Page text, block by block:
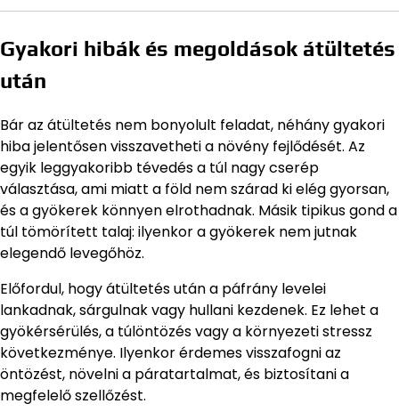
Gyakori hibák és megoldások átültetés
után
Bár az átültetés nem bonyolult feladat, néhány gyakori
hiba jelentősen visszavetheti a növény fejlődését. Az
egyik leggyakoribb tévedés a túl nagy cserép
választása, ami miatt a föld nem szárad ki elég gyorsan,
és a gyökerek könnyen elrothadnak. Másik tipikus gond a
túl tömörített talaj: ilyenkor a gyökerek nem jutnak
elegendő levegőhöz.
Előfordul, hogy átültetés után a páfrány levelei
lankadnak, sárgulnak vagy hullani kezdenek. Ez lehet a
gyökérsérülés, a túlöntözés vagy a környezeti stressz
következménye. Ilyenkor érdemes visszafogni az
öntözést, növelni a páratartalmat, és biztosítani a
megfelelő szellőzést.